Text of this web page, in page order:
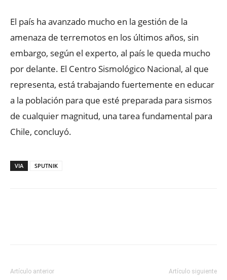
El país ha avanzado mucho en la gestión de la
amenaza de terremotos en los últimos años, sin
embargo, según el experto, al país le queda mucho
por delante. El Centro Sismológico Nacional, al que
representa, está trabajando fuertemente en educar
a la población para que esté preparada para sismos
de cualquier magnitud, una tarea fundamental para
Chile, concluyó.
VIA SPUTNIK
Artículo anterior Artículo siguiente